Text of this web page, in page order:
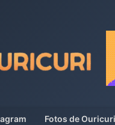
Fotos de Ouricuri